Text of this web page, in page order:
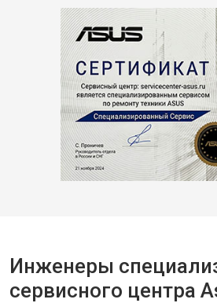
Инженеры
сервисного центра